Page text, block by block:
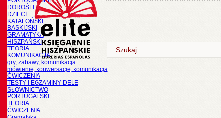
DOROŚLI
DZIECI
KATALOŃSKI
BASKIJSKI
GRAMATYKA
HISZPAŃSKI
TEORIA
KOMUNIKACJA
gry, zabawy, komunikacja
mówienie, konwersacje, komunikacja
ĆWICZENIA
TESTY I EGZAMINY DELE
SŁOWNICTWO
PORTUGALSKI
TEORIA
ĆWICZENIA